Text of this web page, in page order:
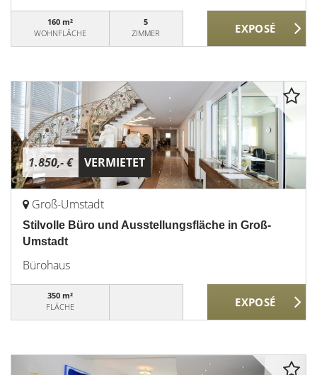
160 m²
WOHNFLÄCHE
5
ZIMMER
1.850,- € VERMIETET
Groß-Umstadt
Stilvolle Büro und Ausstellungsfläche in Groß-
Umstadt
Bürohaus
350 m²
FLÄCHE